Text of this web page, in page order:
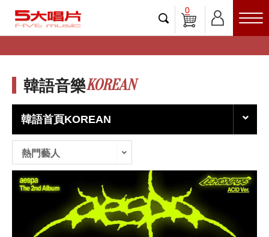
0
韓語音樂KOREAN
韓語首頁KOREAN
熱門藝人